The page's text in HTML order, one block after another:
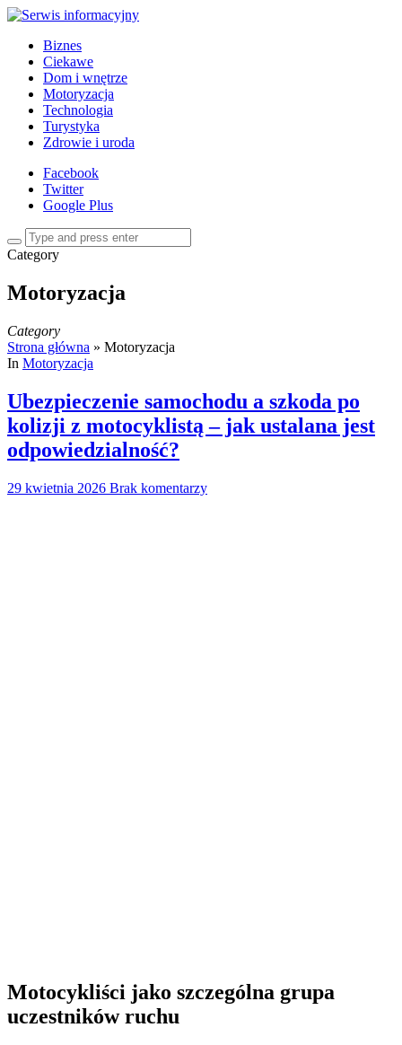
Biznes
Ciekawe
Dom i wnętrze
Motoryzacja
Technologia
Turystyka
Zdrowie i uroda
Facebook
Twitter
Google Plus
Category
Motoryzacja
Category
Strona główna » Motoryzacja
In Motoryzacja
Ubezpieczenie samochodu a szkoda po
kolizji z motocyklistą – jak ustalana jest
odpowiedzialność?
29 kwietnia 2026 Brak komentarzy
Motocykliści jako szczególna grupa
uczestników ruchu